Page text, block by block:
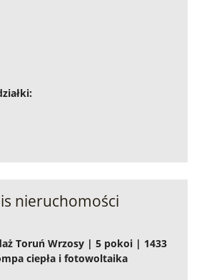
nieruchomości
Toruń Wrzosy | 5 pokoi | 1433
ciepła i fotowoltaika